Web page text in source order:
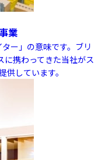
業
ー」の意味です。ブリ
携わってきた当社がス
しています。